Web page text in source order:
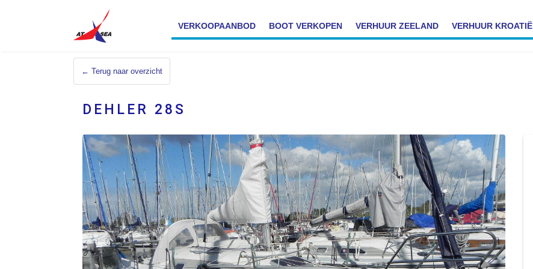
VERKOOPAANBOD BOOT VERKOPEN VERHUUR ZEELAND VERHUUR KROATIË
← Terug naar overzicht
DEHLER 28S
VERKOCHT
Verkocht